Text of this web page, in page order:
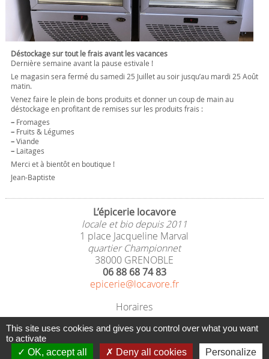
Déstockage sur tout le frais avant les vacances
Dernière semaine avant la pause estivale !
Le magasin sera fermé du samedi 25 Juillet au soir jusqu’au mardi 25 Août
matin.
Venez faire le plein de bons produits et donner un coup de main au
déstockage en profitant de remises sur les produits frais :
–Fromages
–Fruits & Légumes
–Viande
–Laitages
Merci et à bientôt en boutique !
Jean-Baptiste
L’épicerie locavore
locale et bio depuis 2011
1 place Jacqueline Marval
quartier Championnet
38000 GRENOBLE
06 88 68 74 83
epicerie@locavore.fr
Horaires
du mardi au samedi
9h30 - 13h / 15h - 19h
Fermé dimanche et lundi
This site uses cookies and gives you control over what you want
to activate
OK, accept all
Deny all cookies Personalize